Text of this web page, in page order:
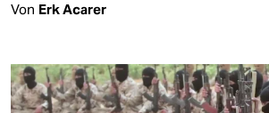
Von Erk Acarer